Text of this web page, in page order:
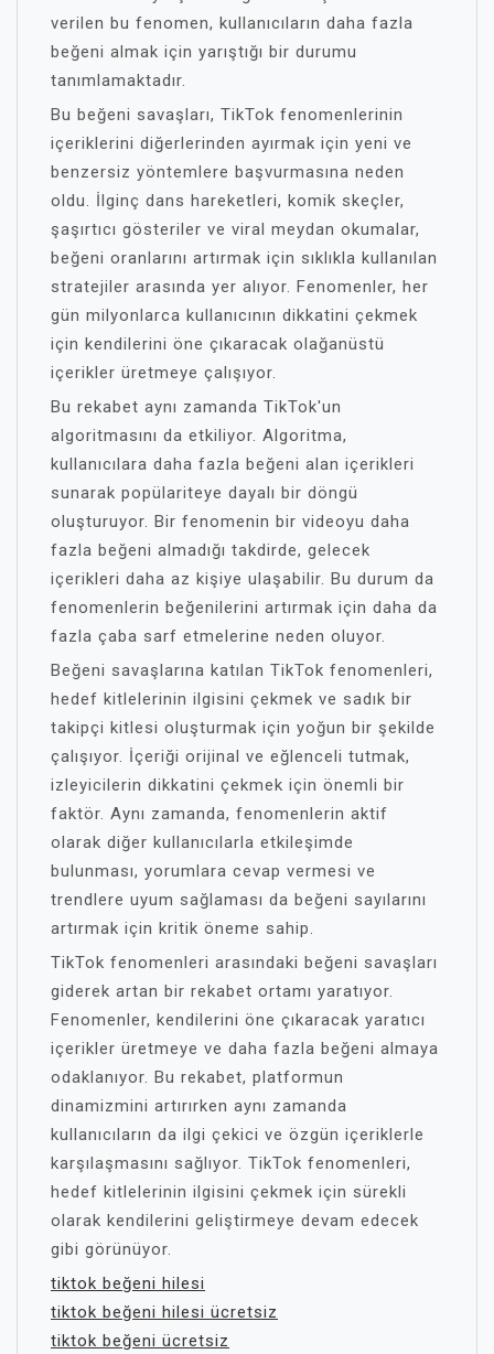
verilen bu fenomen, kullanıcıların daha fazla
beğeni almak için yarıştığı bir durumu
tanımlamaktadır.
Bu beğeni savaşları, TikTok fenomenlerinin
içeriklerini diğerlerinden ayırmak için yeni ve
benzersiz yöntemlere başvurmasına neden
oldu. İlginç dans hareketleri, komik skeçler,
şaşırtıcı gösteriler ve viral meydan okumalar,
beğeni oranlarını artırmak için sıklıkla kullanılan
stratejiler arasında yer alıyor. Fenomenler, her
gün milyonlarca kullanıcının dikkatini çekmek
için kendilerini öne çıkaracak olağanüstü
içerikler üretmeye çalışıyor.
Bu rekabet aynı zamanda TikTok'un
algoritmasını da etkiliyor. Algoritma,
kullanıcılara daha fazla beğeni alan içerikleri
sunarak popülariteye dayalı bir döngü
oluşturuyor. Bir fenomenin bir videoyu daha
fazla beğeni almadığı takdirde, gelecek
içerikleri daha az kişiye ulaşabilir. Bu durum da
fenomenlerin beğenilerini artırmak için daha da
fazla çaba sarf etmelerine neden oluyor.
Beğeni savaşlarına katılan TikTok fenomenleri,
hedef kitlelerinin ilgisini çekmek ve sadık bir
takipçi kitlesi oluşturmak için yoğun bir şekilde
çalışıyor. İçeriği orijinal ve eğlenceli tutmak,
izleyicilerin dikkatini çekmek için önemli bir
faktör. Aynı zamanda, fenomenlerin aktif
olarak diğer kullanıcılarla etkileşimde
bulunması, yorumlara cevap vermesi ve
trendlere uyum sağlaması da beğeni sayılarını
artırmak için kritik öneme sahip.
TikTok fenomenleri arasındaki beğeni savaşları
giderek artan bir rekabet ortamı yaratıyor.
Fenomenler, kendilerini öne çıkaracak yaratıcı
içerikler üretmeye ve daha fazla beğeni almaya
odaklanıyor. Bu rekabet, platformun
dinamizmini artırırken aynı zamanda
kullanıcıların da ilgi çekici ve özgün içeriklerle
karşılaşmasını sağlıyor. TikTok fenomenleri,
hedef kitlelerinin ilgisini çekmek için sürekli
olarak kendilerini geliştirmeye devam edecek
gibi görünüyor.
tiktok beğeni hilesi
tiktok beğeni hilesi ücretsiz
tiktok beğeni ücretsiz